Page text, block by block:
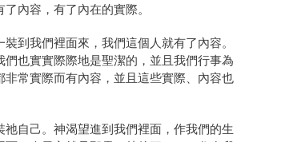
內容，有了內在的實際。
到我們裡面來，我們這個人就有了內容。
也實實際際地是聖潔的，並且我們行事為
常實際而有內容，並且這些實際、內容也
自己。神渴望進到我們裡面，作我們的生